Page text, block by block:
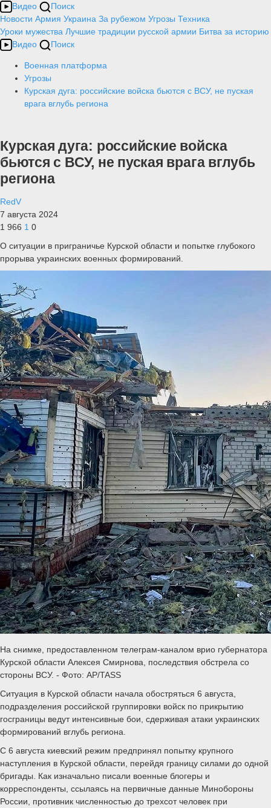
Видео
Поиск
Новости Армия Украина За рубежом Угрозы Техника
Уроки мужества Лучшие традиции русской армии Битва за историю
Видео
Поиск
Военная платформа
Угрозы
Курская дуга: российские войска бьются с ВСУ, не пуская
врага вглубь региона
Курская дуга: российские войска
бьются с ВСУ, не пуская врага вглубь
региона
RedV
7 августа 2024
1 966 1 0
О ситуации в приграничье Курской области и попытке глубокого
прорыва украинских военных формирований.
На снимке, предоставленном телеграм-каналом врио губернатора
Курской области Алексея Смирнова, последствия обстрела со
стороны ВСУ. - Фото: AP/TASS
Ситуация в Курской области начала обостряться 6 августа,
подразделения российской группировки войск по прикрытию
госграницы ведут интенсивные бои, сдерживая атаки украинских
формирований вглубь региона.
С 6 августа киевский режим предпринял попытку крупного
наступления в Курской области, перейдя границу силами до одной
бригады. Как изначально писали военные блогеры и
корреспонденты, ссылаясь на первичные данные Минобороны
России, противник численностью до трехсот человек при